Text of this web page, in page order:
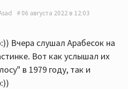
06 августа 2022 в 12:03
Вчера слушал Арабесок на
Вот как услышал их
в 1979 году, так и